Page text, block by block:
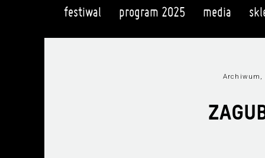
festiwal program 2025 media
Archiwum,